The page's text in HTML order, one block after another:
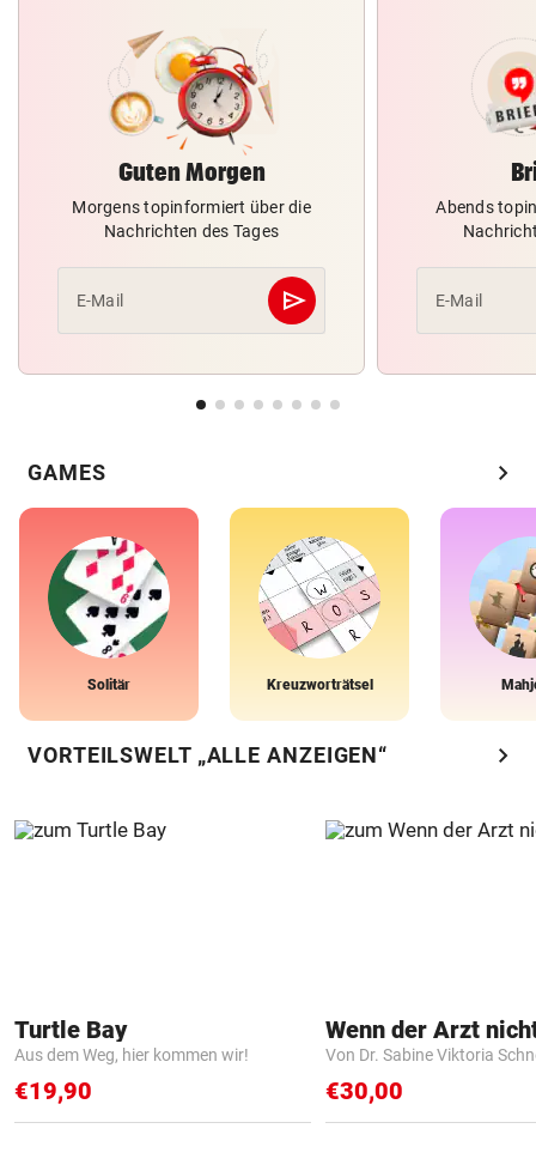
Guten Morgen
Morgens topinformiert über die
Nachrichten des Tages
E-Mail send
Abschicken
Abends
E-Mail
GAMES chevron_right
Solitär Kreuzworträtsel
VORTEILSWELT „ALLE ANZEIGEN“ chevron_right
Turtle Bay
Aus dem Weg, hier kommen wir!
€19,90
Von Dr. Sabine Viktoria
€30,00